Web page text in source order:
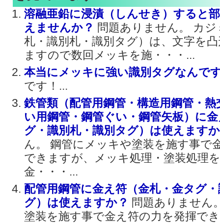
溶融亜鉛に浸漬（しんせき）すると
えませんか？ 問題ありません。 カ
札・識別札・識別タグ）は、文字を
ますので数回メッキを施・・・...
本当にメッキに強い識別タグなんで
です！...
鉄管類（配管用鋼管・構造用鋼管・
い用鋼管・鋼管ぐい・鋼管矢板）に
グ・識別札・識別タグ）は使えます
ん。 鋼管にメッキや塗装を施す事で
できますが、メッキ処理・塗装処理
金・・・...
配管用鋼管に金え符（金札・金タグ
グ）は使えますか？ 問題ありません
塗装を施す事で金え符の力を発揮で